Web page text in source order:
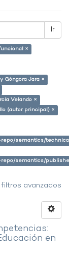
Ir
×
Góngora Jara ×
Velando ×
(autor principal) ×
semantics/
semantics/
avanzados
en